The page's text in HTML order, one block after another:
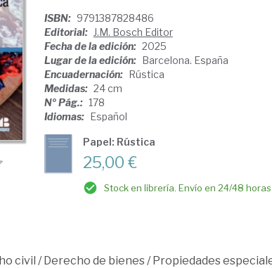
ISBN: 9791387828486
Editorial: J.M. Bosch Editor
Fecha de la edición: 2025
Lugar de la edición: Barcelona. España
Encuadernación: Rústica
Medidas: 24 cm
Nº Pág.: 178
Idiomas: Español
Papel: Rústica
25,00 €
Stock en librería. Envío en 24/48 horas
civil /Derecho de bienes/Propiedades